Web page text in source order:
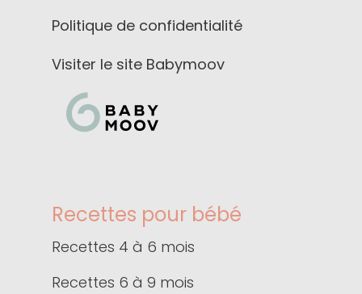
Politique de confidentialité
Visiter le site Babymoov
Recettes pour bébé
Recettes 4 à 6 mois
Recettes 6 à 9 mois